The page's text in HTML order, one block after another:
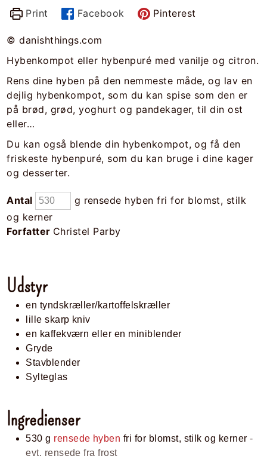
Print Facebook Pinterest
© danishthings.com
Hybenkompot eller hybenpuré med vanilje og citron.
Rens dine hyben på den nemmeste måde, og lav en
dejlig hybenkompot, som du kan spise som den er
på brød, grød, yoghurt og pandekager, til din ost
eller…
Du kan også blende din hybenkompot, og få den
friskeste hybenpuré, som du kan bruge i dine kager
og desserter.
Antal
g rensede hyben fri for blomst, stilk
og kerner
Forfatter Christel Parby
Udstyr
en tyndskræller/kartoffelskræller
lille skarp kniv
en kaffekværn eller en miniblender
Gryde
Stavblender
Sylteglas
Ingredienser
530 g rensede hyben fri for blomst, stilk og kerner-
evt. rensede fra frost